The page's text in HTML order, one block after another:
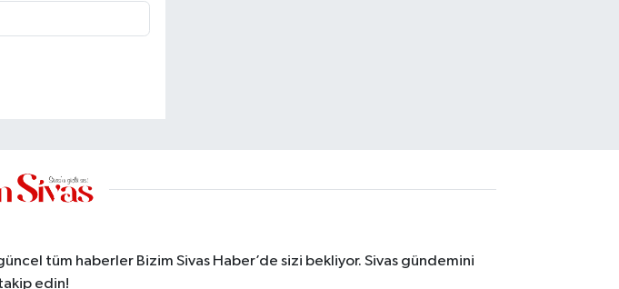
tüm haberler Bizim Sivas Haber’de sizi bekliyor. Sivas gündemini
edin!